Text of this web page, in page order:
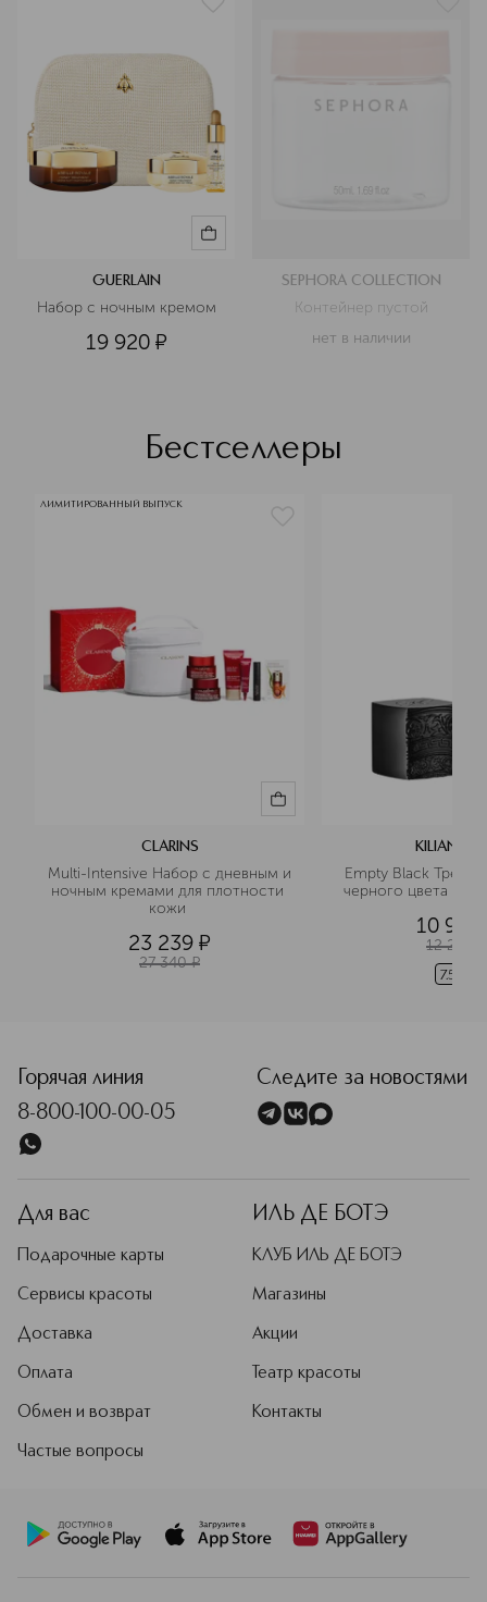
GUERLAIN
Набор с ночным кремом
19 920 ¤
SEPHORA COLLECTION
Контейнер пустой
нет в наличии
Бестселлеры
ЛИМИТИРОВАННЫЙ ВЫПУСК
CLARINS
Multi-Intensive Набор с дневным и
ночным кремами для плотности
23 239 ¤
27 340 ¤
KILIAN
Empty Black
черного цвета с
10 980
12 200
7.5 мл
Горячая линия
8-800-100-00-05
Следите за новостями
Для вас
Подарочные карты
Сервисы красоты
Доставка
Оплата
Обмен и возврат
Частые вопросы
ИЛЬ ДЕ БОТЭ
КЛУБ ИЛЬ ДЕ БОТЭ
Магазины
Акции
Театр красоты
Контакты